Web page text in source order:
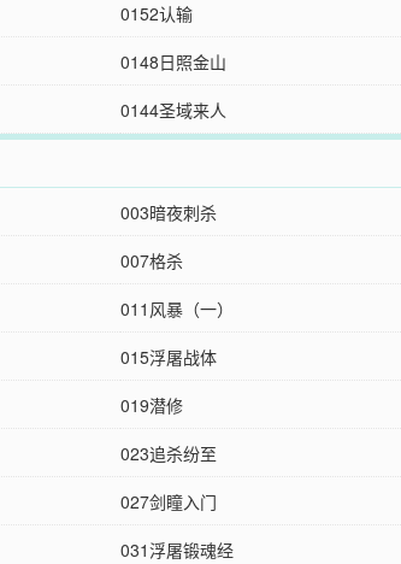
0152认输
0148日照金山
0144圣域来人
003暗夜刺杀
007格杀
011风暴（一）
015浮屠战体
019潜修
023追杀纷至
027剑瞳入门
031浮屠锻魂经